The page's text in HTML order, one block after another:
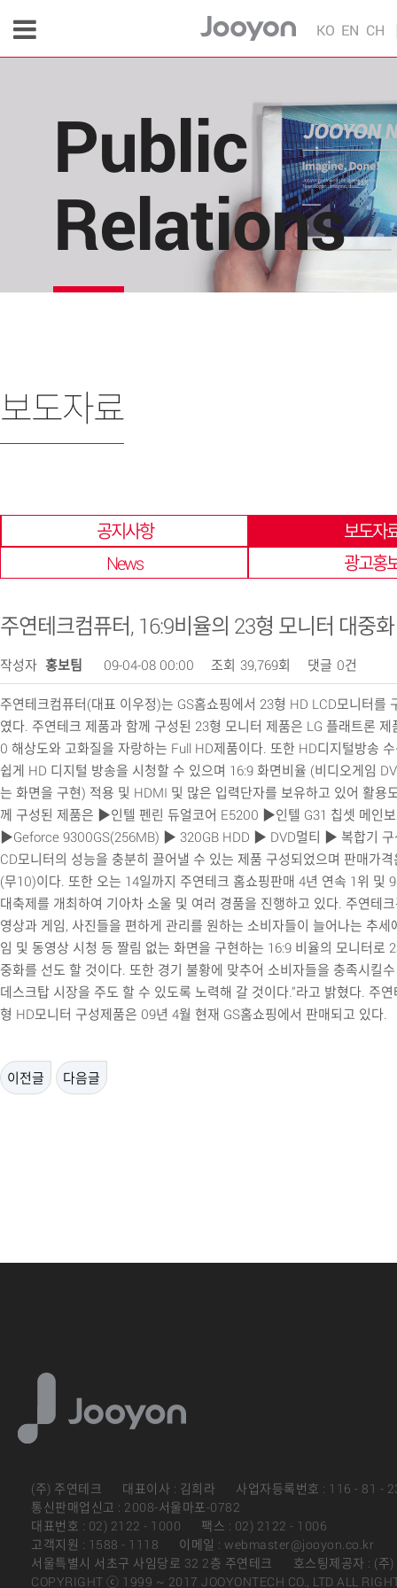
KO EN CH
Public
Relations
편리하게
한 곳에 모아 확인 할 수 있습니다.
보도자료
공지사항
보도자
News
광고홍
주연테크컴퓨터, 16:9비율의 23형 모니터 대중
작성자 홍보팀 09-04-08 00:00 조회 39,769회 댓글 0건
주연테크컴퓨터(대표 이우정)는 GS홈쇼핑에서 23형 HD LCD모니터를
였다. 주연테크 제품과 함께 구성된 23형 모니터 제품은 LG 플래트론
0 해상도와 고화질을 자랑하는 Full HD제품이다. 또한 HD디지털방송
쉽게 HD 디지털 방송을 시청할 수 있으며 16:9 화면비율 (비디오게임
는 화면을 구현) 적용 및 HDMI 및 많은 입력단자를 보유하고 있어 활용
께 구성된 제품은 ▶인텔 펜린 듀얼코어 E5200 ▶인텔 G31 칩셋 메인
▶Geforce 9300GS(256MB) ▶ 320GB HDD ▶ DVD멀티 ▶ 복합기 구
CD모니터의 성능을 충분히 끌어낼 수 있는 제품 구성되었으며 판매가
(무10)이다. 또한 오는 14일까지 주연테크 홈쇼핑판매 4년 연속 1위 및
대축제를 개최하여 기아차 소울 및 여러 경품을 진행하고 있다. 주연테
영상과 게임, 사진들을 편하게 관리를 원하는 소비자들이 늘어나는 추세
임 및 동영상 시청 등 짤림 없는 화면을 구현하는 16:9 비율의 모니터로
중화를 선도 할 것이다. 또한 경기 불황에 맞추어 소비자들을 충족시킬
데스크탑 시장을 주도 할 수 있도록 노력해 갈 것이다.”라고 밝혔다. 주
형 HD모니터 구성제품은 09년 4월 현재 GS홈쇼핑에서 판매되고 있다.
이전글 다음글
(주) 주연테크 대표이사 : 김희라
사업자등록번호 : 116 - 81 -
통신판매업신고 : 2008-서울마포-0782
대표번호 : 02) 2122 - 1000
팩스 : 02) 2122 - 1006
고객지원 : 1588 - 1118
이메일 : webmaster@jooyon.co.kr
서울특별시 서초구 사임당로 32 2층 주연테크
호스팅제공자 : (주
COPYRIGHT ⓒ 1999 ~ 2017 JOOYONTECH CO., LTD ALL